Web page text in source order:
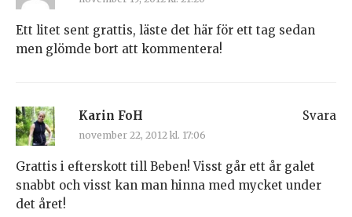
Ett litet sent grattis, läste det här för ett tag sedan
men glömde bort att kommentera!
Karin FoH
november 22, 2012 kl. 17:06
Grattis i efterskott till Beben! Visst går ett år galet
snabbt och visst kan man hinna med mycket under
det året!
Svara